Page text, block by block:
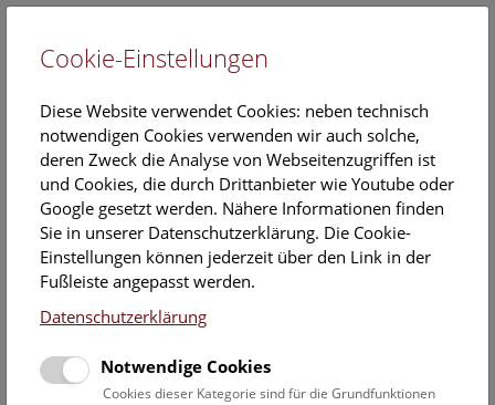
EN
Veranstaltungskalender
Informationen zu Gruppen,- Kindergarten- und
Schulprogrammen finden Siehier
Datumsfilter
Cookie-Einstellungen
Diese Website verwendet Cookies: neben technisch
notwendigen Cookies verwenden wir auch solche,
deren Zweck die Analyse von Webseitenzugriffen ist
und Cookies, die durch Drittanbieter wie Youtube oder
Google gesetzt werden. Nähere Informationen finden
Sie in unserer Datenschutzerklärung. Die Cookie-
Einstellungen können jederzeit über den Link in der
Fußleiste angepasst werden.
Datenschutzerklärung
Notwendige Cookies
Cookies dieser Kategorie sind für die Grundfunktionen